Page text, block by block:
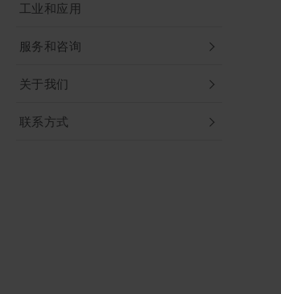
工业和应用
服务和咨询
关于我们
联系方式